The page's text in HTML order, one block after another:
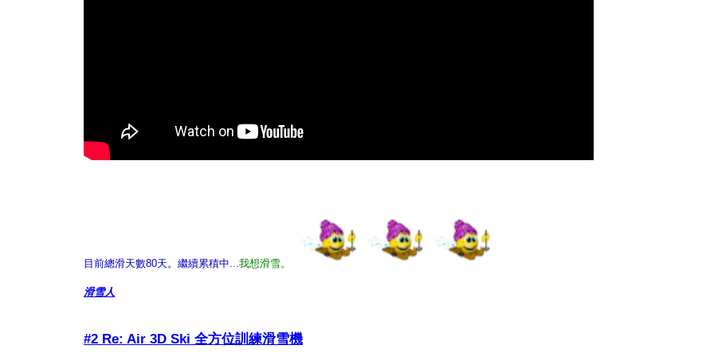
目前總滑天數80天。繼續累積中...我想滑雪。
滑雪人
#2 Re: Air 3D Ski 全方位訓練滑雪機